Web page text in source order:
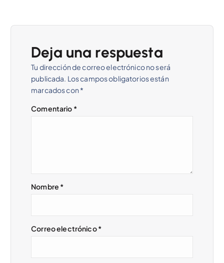
i
Deja una respuesta
Tu dirección de correo electrónico no será
publicada. Los campos obligatorios están
marcados con*
Comentario *
Nombre *
Correo electrónico*